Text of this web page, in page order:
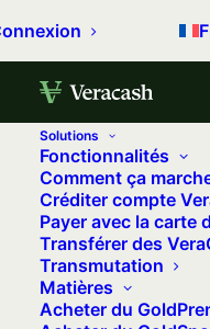
Solutions
Fonctionnalités
Comment ça
Créditer compte
Payer avec la carte
Transférer des
Transmutation
Matières
Acheter du
Accueil
Archive by
(Page 3)
Payer
Les moyens de